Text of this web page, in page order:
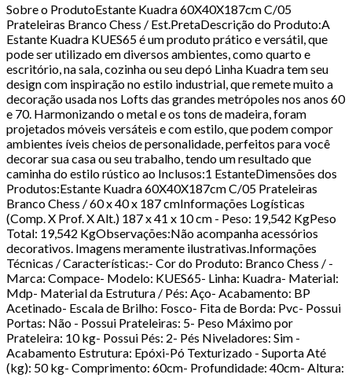
Sobre o ProdutoEstante Kuadra 60X40X187cm C/05
Prateleiras Branco Chess / Est.PretaDescrição do Produto:A
Estante Kuadra KUES65 é um produto prático e versátil, que
pode ser utilizado em diversos ambientes, como quarto e
escritório, na sala, cozinha ou seu depó Linha Kuadra tem seu
design com inspiração no estilo industrial, que remete muito a
decoração usada nos Lofts das grandes metrópoles nos anos 60
e 70. Harmonizando o metal e os tons de madeira, foram
projetados móveis versáteis e com estilo, que podem compor
ambientes íveis cheios de personalidade, perfeitos para você
decorar sua casa ou seu trabalho, tendo um resultado que
caminha do estilo rústico ao Inclusos:1 EstanteDimensões dos
Produtos:Estante Kuadra 60X40X187cm C/05 Prateleiras
Branco Chess / 60 x 40 x 187 cmInformações Logísticas
(Comp. X Prof. X Alt.) 187 x 41 x 10 cm - Peso: 19,542 KgPeso
Total: 19,542 KgObservações:Não acompanha acessórios
decorativos. Imagens meramente ilustrativas.Informações
Técnicas / Características:- Cor do Produto: Branco Chess / -
Marca: Compace- Modelo: KUES65- Linha: Kuadra- Material:
Mdp- Material da Estrutura / Pés: Aço- Acabamento: BP
Acetinado- Escala de Brilho: Fosco- Fita de Borda: Pvc- Possui
Portas: Não - Possui Prateleiras: 5- Peso Máximo por
Prateleira: 10 kg- Possui Pés: 2- Pés Niveladores: Sim -
Acabamento Estrutura: Epóxi-Pó Texturizado - Suporta Até
(kg): 50 kg- Comprimento: 60cm- Profundidade: 40cm- Altura: